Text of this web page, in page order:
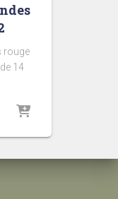
rouge
14